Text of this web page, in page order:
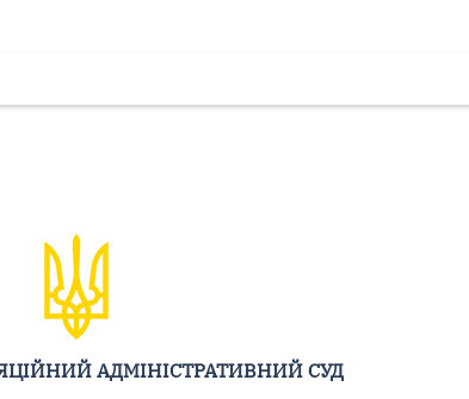
АДМІНІСТРАТИВНИЙ СУД